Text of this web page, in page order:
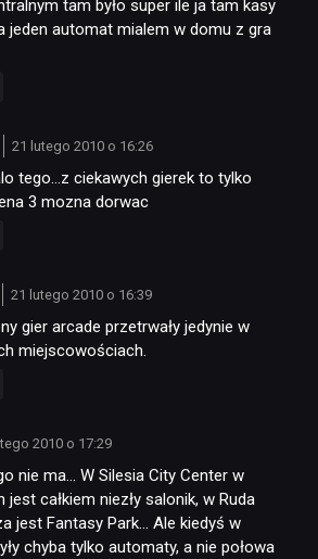
GRALIŚMY
tam było super ile ja tam kasy
jeden automat mialem w domu z gra
21 lutego 2010 o 16:26
tego…z ciekawych gierek to tylko
3 mozna dorwac
21 lutego 2010 o 16:39
gier arcade przetrwały jedynie w
miejscowościach.
2010 o 17:29
nie ma… W Silesia City Center w
jest całkiem niezły salonik, w Ruda
jest Fantasy Park… Ale kiedyś w
chyba tylko automaty, a nie połowa